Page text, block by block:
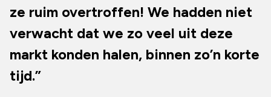
ze ruim overtroffen! We hadden niet
verwacht dat we zo veel uit deze
markt konden halen, binnen zo’n korte
tijd.”